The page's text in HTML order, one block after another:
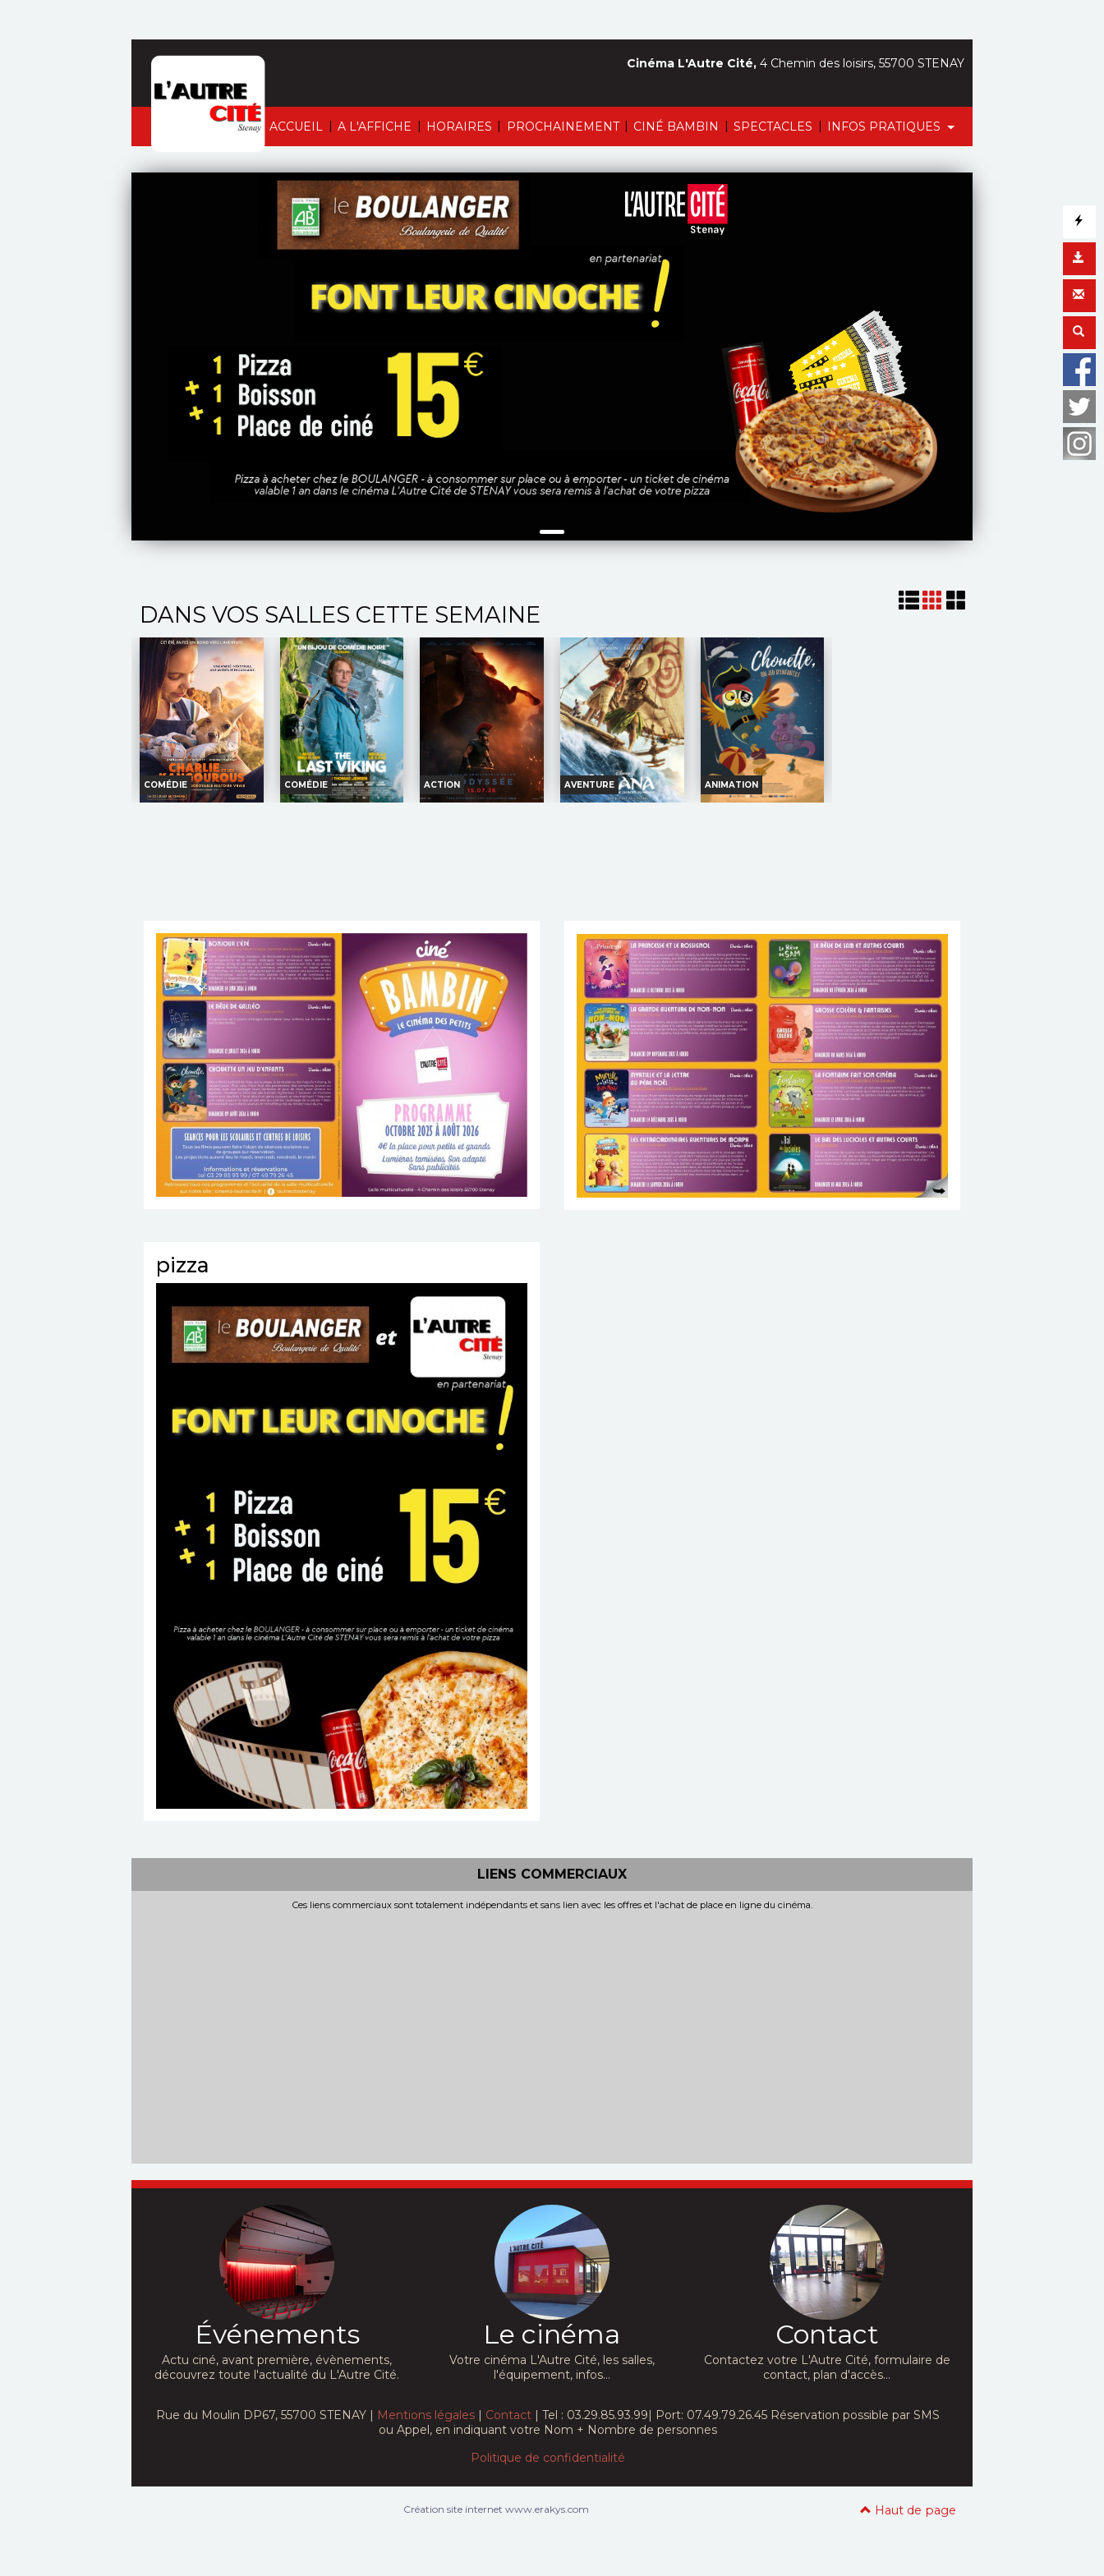
ACCUEIL | A L'AFFICHE | HORAIRES | PROCHAINEMENT | CINÉ BAMBIN | SPECTACLES | INFOS PRATIQUES
Cinéma L'Autre Cité, 4 Chemin des loisirs, 55700 STENAY
DANS VOS SALLES CETTE SEMAINE
COMÉDIE
TOUT PUBLIC
VF
TOUT
PUBLIC
L'ancien
présentateur
météo de la télévision Chris
Masterman, se retrouve
bloqué dans une ville de
l'Outback australien à la
suite d'un accident...
Réalisation :Kate Woods
Acteurs :Lily Whiteley,
Ryan Corr, Rachel...
COMÉDIE
INT. -12ans
Afin de
récupérer son butin, un
braqueur de banque doit
aider son frère à surmonter
ses traumatismes
Acteurs :Mads Mikkelsen,
Nikolaj Lie Kaas,...
ACTION
INT. -12ans
Vingt ans
après son départ pour la
guerre de Troie, le roi Ulysse
rentre enfin à Ithaque, mais
son voyage est parsemé
d'aventures et d'épreuves.
Réalisation :
Nolan
Acteurs :
Tom Holland, Anne
Hathaway,...
AVENTURE
TOUT PUBLIC
VF
TOUT
PUBLIC
Dans
l'ancienne
Polynésie, lorsqu'une
terrible malédiction lancée
par Maui atteint l'île d'un
chef impétueux, sa fille
obstinée répond à l'appel...
Réalisation :Thomas Kail
Acteurs :Dwayne
Johnson, Catherine
Lagaʻaia,...
ANIMATION
TOUT PUBLIC
VF
Un
programme
de 4 courts métrages
d'animation
Réalisation : Annechien
Strouven, Frits Standaert,
Thomas Leclercq, Morgane
Simon, Arnaud Demuynck
pizza
LIENS COMMERCIAUX
Ces liens commerciaux sont totalement indépendants et sans lien avec les offres et l'achat de place en ligne du cinéma.
Événements
Actu ciné, avant première, évènements,
découvrez toute l'actualité du L'Autre Cité.
Le cinéma
Votre cinéma L'Autre Cité, les salles,
l'équipement, infos...
Contact
Contactez votre L'Autre Cité, formulaire de
contact, plan d'accès...
Rue du Moulin DP67, 55700 STENAY | Mentions légales | Contact | Tel : 03.29.85.93.99| Port: 07.49.79.26.45 Réservation possible par SMS
ou Appel, en indiquant votre Nom + Nombre de personnes
Politique de confidentialité
Haut de page
Création site internet www.erakys.com